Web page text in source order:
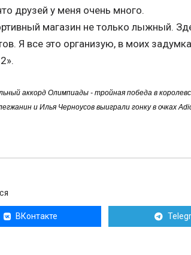
друзей у меня очень много.
магазин не только лыжный.
Я все это организую, в моих
аккорд Олимпиады - тройная победа в
и Илья Черноусов выиграли гонку в очках
ВКонтакте